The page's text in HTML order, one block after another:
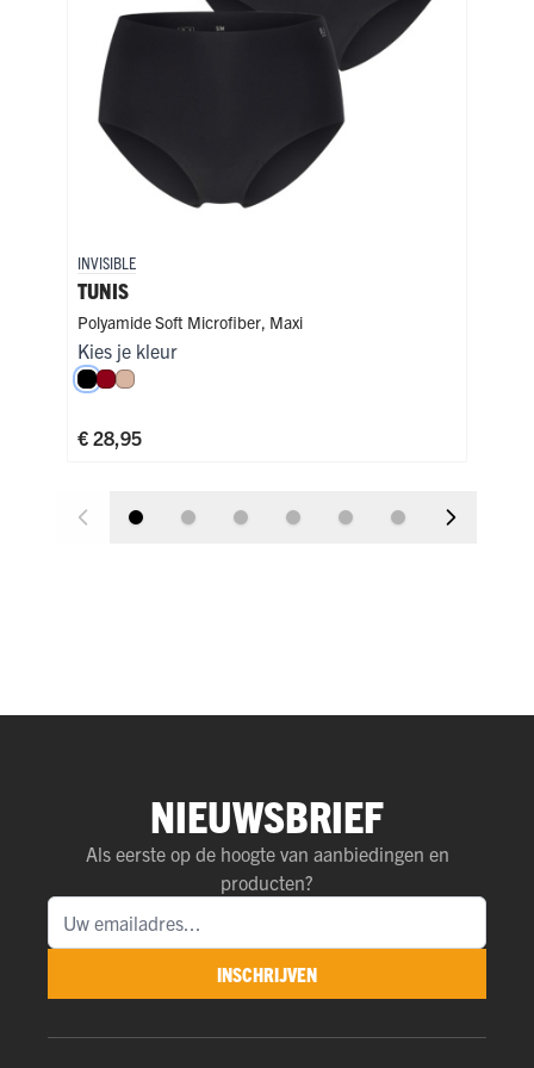
INVISIBLE
TUNIS
Polyamide Soft Microfiber, Maxi
Kies je kleur
Zwart
Donkerrood
Caffè Latte
€ 28,95
NIEUWSBRIEF
Als eerste op de hoogte van aanbiedingen en
producten?
INSCHRIJVEN